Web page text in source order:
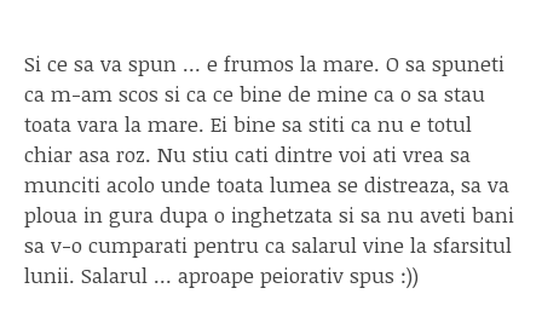
Si ce sa va spun … e frumos la mare. O sa spuneti
ca m-am scos si ca ce bine de mine ca o sa stau
toata vara la mare. Ei bine sa stiti ca nu e totul
chiar asa roz. Nu stiu cati dintre voi ati vrea sa
munciti acolo unde toata lumea se distreaza, sa va
ploua in gura dupa o inghetzata si sa nu aveti bani
sa v-o cumparati pentru ca salarul vine la sfarsitul
lunii. Salarul … aproape peiorativ spus :))